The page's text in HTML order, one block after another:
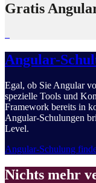
Gratis
Angular-
Egal, ob Sie Angular
spezielle Tools und
Framework bereits in
Angular-Schulungen
Level.
Angular-Schulung
Nichts mehr